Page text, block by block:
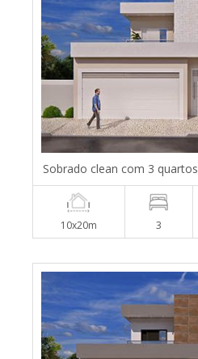
Sobrado clean com 3 quartos
10x20m 3